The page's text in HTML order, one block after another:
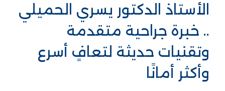
الأستاذ الدكتور يسري الحميلي
.. خبرة جراحية متقدمة
وتقنيات حديثة لتعافٍ أسرع
وأكثر أمانًا